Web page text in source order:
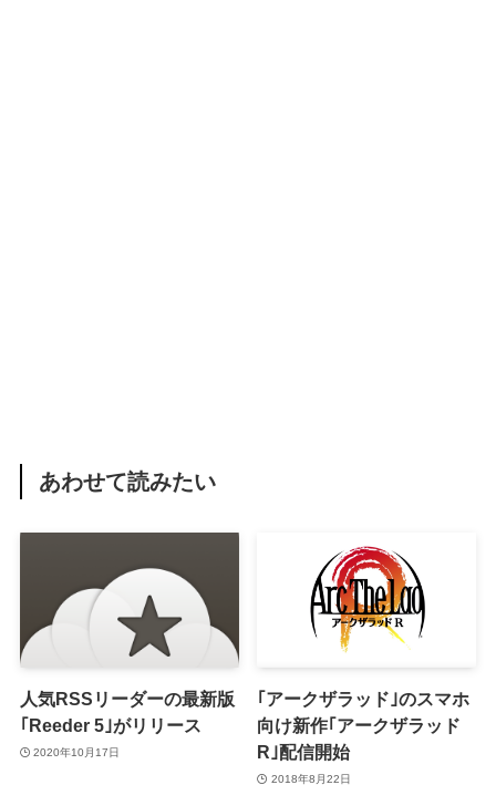
あわせて読みたい
人気RSSリーダーの最新版
｢Reeder 5｣がリリース
2020年10月17日
｢アークザラッド｣のスマホ
向け新作｢アークザラッド
R｣配信開始
2018年8月22日